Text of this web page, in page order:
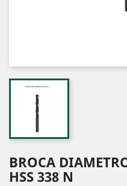
BROCA
HSS 338 N